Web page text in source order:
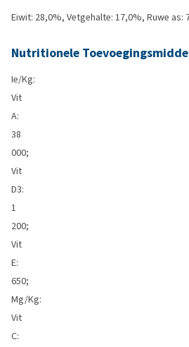
Eiwit: 28,0%, Vetgehalte: 17,0%, Ruwe
Nutritionele
Ie/Kg:
Vit
A:
38
000;
Vit
D3:
1
200;
Vit
E:
650;
Mg/Kg:
Vit
C: